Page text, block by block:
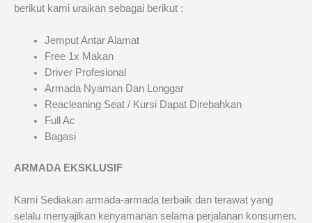
berikut kami uraikan sebagai berikut :
Jemput Antar Alamat
Free 1x Makan
Driver Profesional
Armada Nyaman Dan Longgar
Reacleaning Seat / Kursi Dapat Direbahkan
Full Ac
Bagasi
ARMADA EKSKLUSIF
Kami Sediakan armada-armada terbaik dan terawat yang
selalu menyajikan kenyamanan selama perjalanan konsumen.